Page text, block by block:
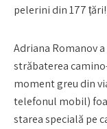
pelerini din 177
Adriana Romanov
străbaterea
moment greu din
telefonul mobil)
starea specială pe